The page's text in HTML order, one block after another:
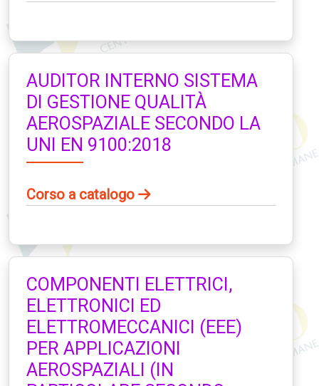
AUDITOR INTERNO SISTEMA
DI GESTIONE QUALITÀ
AEROSPAZIALE SECONDO LA
UNI EN 9100:2018
Corso a catalogo
COMPONENTI ELETTRICI,
ELETTRONICI ED
ELETTROMECCANICI (EEE)
PER APPLICAZIONI
AEROSPAZIALI (IN